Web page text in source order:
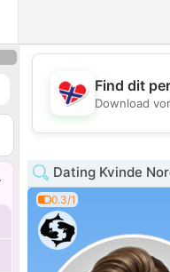
Find dit
Download
Dating Kvinde
0.3/1